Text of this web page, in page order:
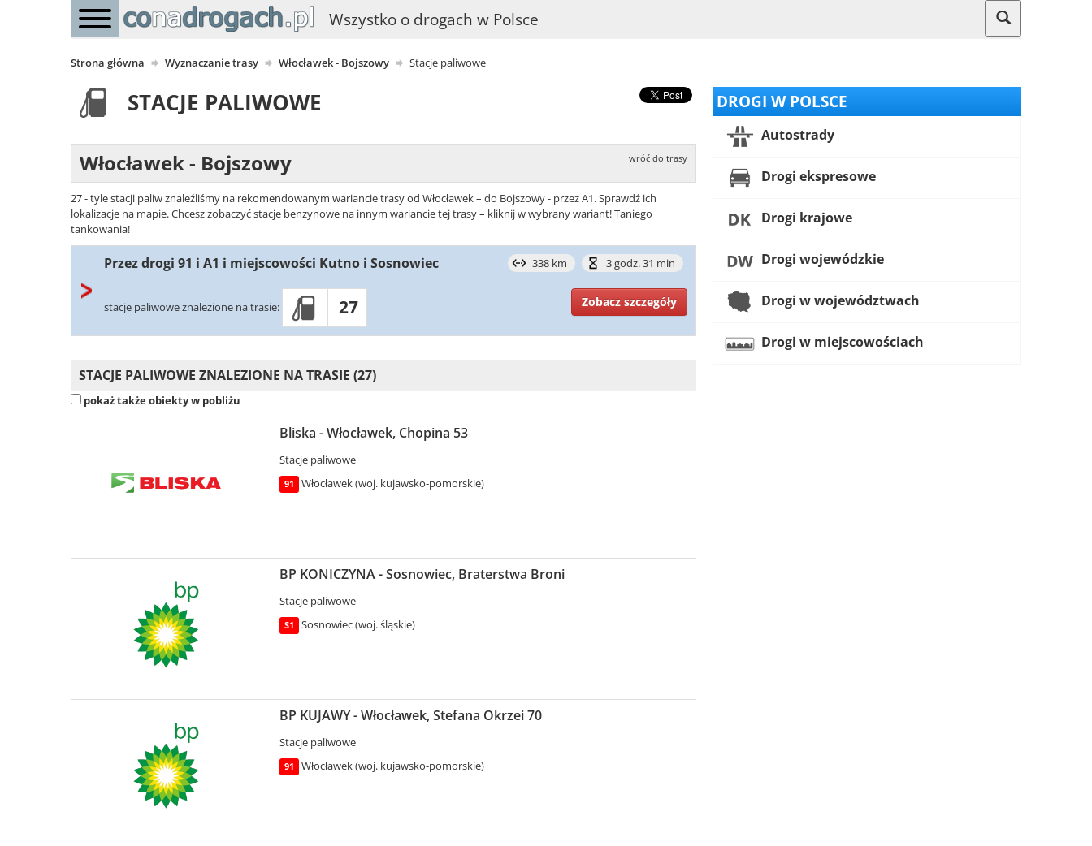
Wszystko o drogach w Polsce
Strona główna Wyznaczanie trasy Włocławek - Bojszowy Stacje paliwowe
STACJE PALIWOWE
Włocławek - Bojszowy wróć do trasy
27 - tyle stacji paliw znaleźliśmy na rekomendowanym wariancie trasy od Włocławek – do Bojszowy - przez A1. Sprawdź ich
lokalizacje na mapie. Chcesz zobaczyć stacje benzynowe na innym wariancie tej trasy – kliknij w wybrany wariant! Taniego
tankowania!
Przez drogi 91 i A1 i miejscowości Kutno i Sosnowiec 338 km 3 godz. 31 min
stacje paliwowe znalezione na trasie: 27 Zobacz szczegóły
STACJE PALIWOWE ZNALEZIONE NA TRASIE (27)
pokaż także obiekty w pobliżu
Bliska - Włocławek, Chopina 53
Stacje paliwowe
91 Włocławek (woj. kujawsko-pomorskie)
BP KONICZYNA - Sosnowiec, Braterstwa Broni
Stacje paliwowe
S1 Sosnowiec (woj. śląskie)
BP KUJAWY - Włocławek, Stefana Okrzei 70
Stacje paliwowe
91 Włocławek (woj. kujawsko-pomorskie)
DROGI W POLSCE
Autostrady
Drogi ekspresowe
Drogi krajowe
Drogi wojewódzkie
Drogi w województwach
Drogi w miejscowościach